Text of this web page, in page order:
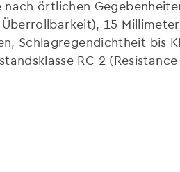
nach örtlichen
15
Schlagregendichtheit bis
RC 2 (Resistance